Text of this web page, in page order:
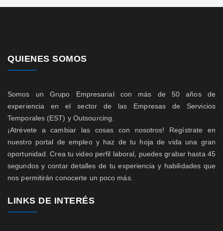
QUIENES SOMOS
Somos un Grupo Empresarial con más de 50 años de
experiencia en el sector de las Empresas de Servicios
Temporales (EST) y Outsourcing.
¡Atrévete a cambiar las cosas con nosotros! Regístrate en
nuestro portal de empleo y haz de tu hoja de vida una gran
oportunidad. Crea tu video perfil laboral, puedes grabar hasta 45
segundos y contar detalles de tu experiencia y habilidades que
nos permitirán conocerte un poco más.
LINKS DE INTERÉS